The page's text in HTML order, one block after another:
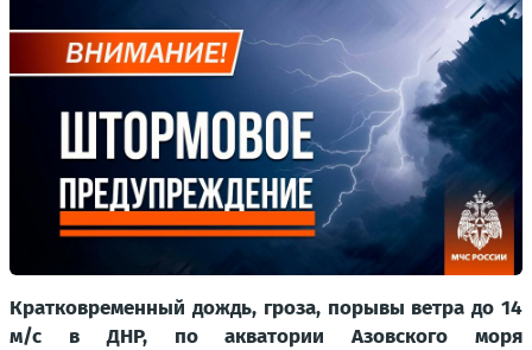
Кратковременный дождь, гроза, порывы ветра до 14
м/с в ДНР, по акватории Азовского моря